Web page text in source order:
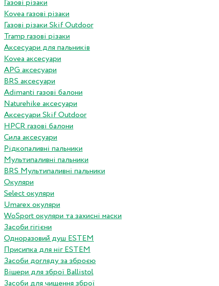
Газові різаки
Kovea газові різаки
Газові різаки Skif Outdoor
Tramp газові різаки
Аксесуари для пальників
Kovea аксесуари
APG аксесуари
BRS аксесуари
Adimanti газові балони
Naturehike аксесуари
Аксесуари Skif Outdoor
HPCR газові балони
Сила аксесуари
Рідкопаливні пальники
Мультипаливні пальники
BRS Мультипаливні пальники
Окуляри
Select окуляри
Umarex окуляри
WoSport окуляри та захисні маски
Засоби гігієни
Одноразовий душ ESTEM
Присипка для ніг ESTEM
Засоби догляду за зброєю
Вішери для зброї Ballistol
Засоби для чищення зброї